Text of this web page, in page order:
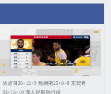
浓眉哥28+12+9 詹姆斯25+8+8 东契奇
33+13+10 湖人轻取独行侠